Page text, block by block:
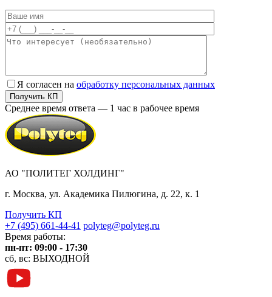
Я согласен на обработку персональных данных
Среднее время ответа — 1 час в рабочее время
АО "ПОЛИТЕГ ХОЛДИНГ"
г. Москва, ул. Академика Пилюгина, д. 22, к. 1
Получить КП
+7 (495) 661-44-41 polyteg@polyteg.ru
Время работы:
пн-пт: 09:00 - 17:30
сб, вс: ВЫХОДНОЙ